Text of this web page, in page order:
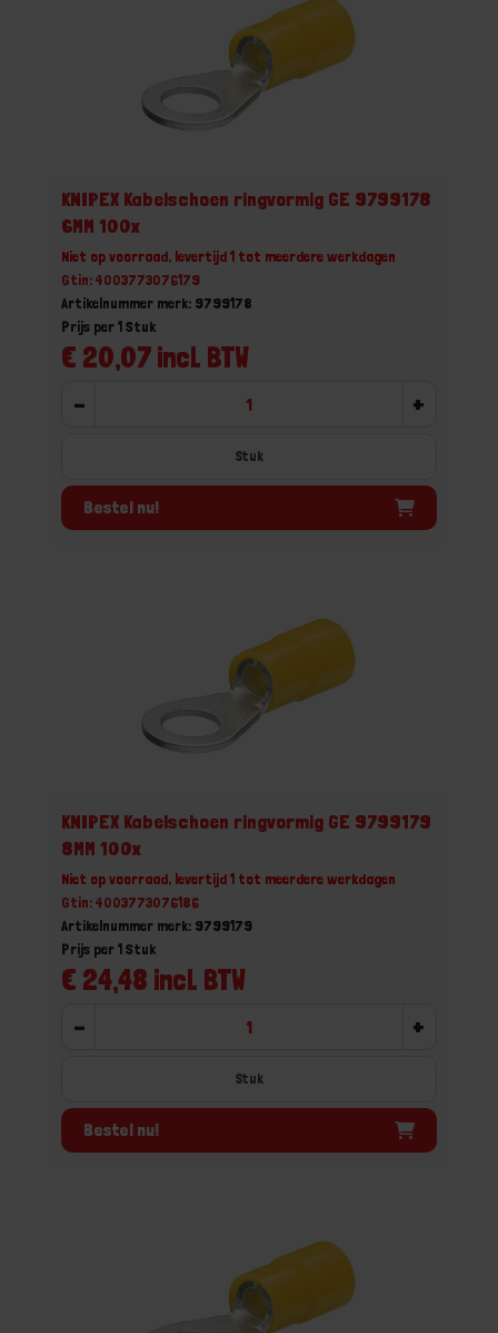
KNIPEX Kabelschoen ringvormig GE 9799178
6MM 100x
Niet op voorraad, levertijd 1 tot meerdere werkdagen
Gtin: 4003773076179
Artikelnummer merk: 9799178
€ 20,07 incl. BTW
Prijs per 1 Stuk
- +
Stuk
Bestel nu!
KNIPEX Kabelschoen ringvormig GE 9799179
8MM 100x
Niet op voorraad, levertijd 1 tot meerdere werkdagen
Gtin: 4003773076186
Artikelnummer merk: 9799179
€ 24,48 incl. BTW
Prijs per 1 Stuk
- +
Stuk
Bestel nu!